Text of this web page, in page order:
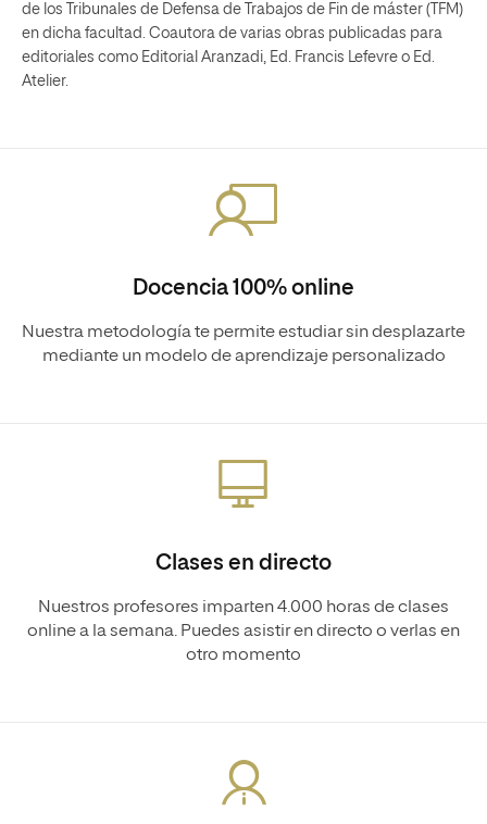
de los Tribunales de Defensa de Trabajos de Fin de máster (TFM)
en dicha facultad. Coautora de varias obras publicadas para
editoriales como Editorial Aranzadi, Ed. Francis Lefevre o Ed.
Atelier.
Docencia 100% online
Nuestra metodología te permite estudiar sin desplazarte
mediante un modelo de aprendizaje personalizado
Clases en directo
Nuestros profesores imparten 4.000 horas de clases
online a la semana. Puedes asistir en directo o verlas en
otro momento